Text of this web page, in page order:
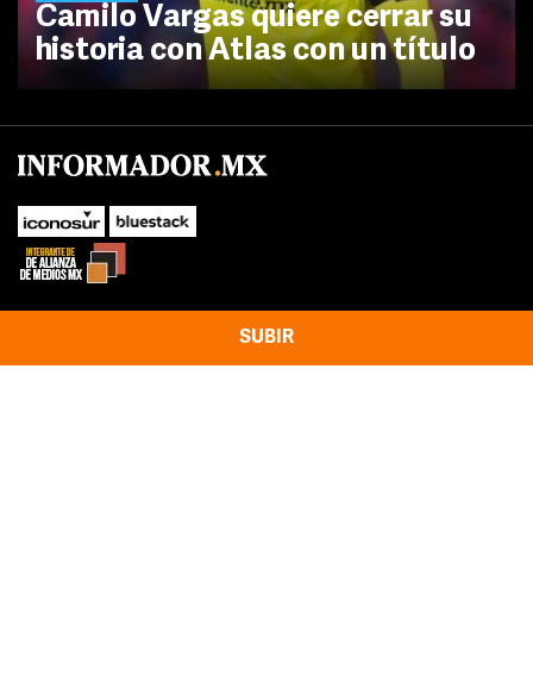
Camilo Vargas quiere cerrar su
historia con Atlas con un título
SUBIR